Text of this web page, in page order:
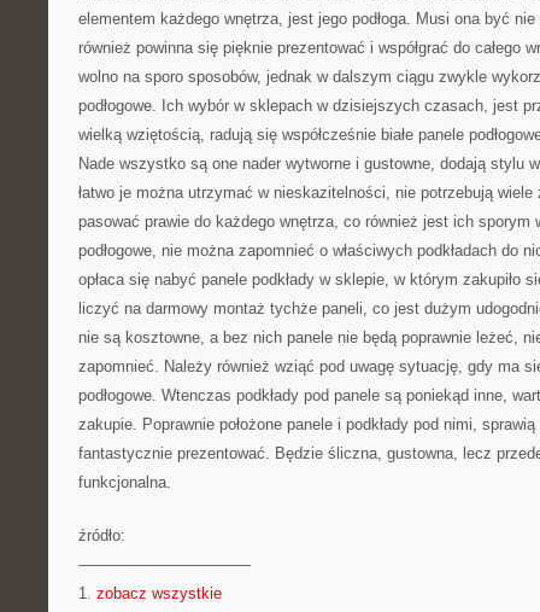
elementem każdego wnętrza, jest jego podłoga. Musi ona być
również powinna się pięknie prezentować i współgrać do całego
wolno na sporo sposobów, jednak w dalszym ciągu zwykle
podłogowe. Ich wybór w sklepach w dzisiejszych czasach, jest
wielką wziętością, radują się współcześnie białe panele
Nade wszystko są one nader wytworne i gustowne, dodają stylu
łatwo je można utrzymać w nieskazitelności, nie potrzebują wiele
pasować prawie do każdego wnętrza, co również jest ich sporym
podłogowe, nie można zapomnieć o właściwych podkładach do
opłaca się nabyć panele podkłady w sklepie, w którym zakupiło
liczyć na darmowy montaż tychże paneli, co jest dużym
nie są kosztowne, a bez nich panele nie będą poprawnie leżeć,
zapomnieć. Należy również wziąć pod uwagę sytuację, gdy ma
podłogowe. Wtenczas podkłady pod panele są poniekąd inne,
zakupie. Poprawnie położone panele i podkłady pod nimi,
fantastycznie prezentować. Będzie śliczna, gustowna, lecz
funkcjonalna.
źródło:
———————————
1. zobacz wszystkie